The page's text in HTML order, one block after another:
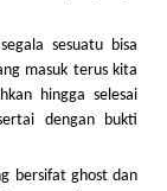
sesuatu bisa
masuk terus kita
hingga selesai
dengan bukti
bersifat ghost dan